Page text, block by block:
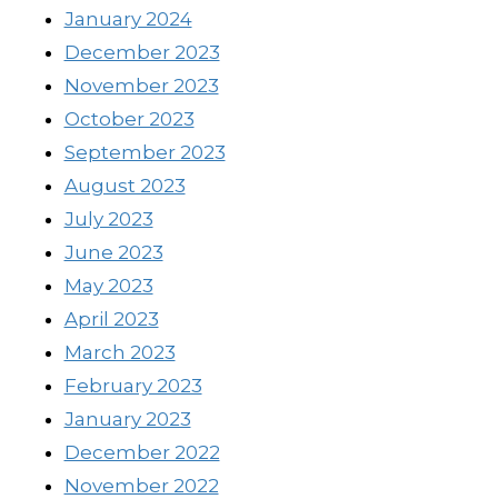
January 2024
December 2023
November 2023
October 2023
September 2023
August 2023
July 2023
June 2023
May 2023
April 2023
March 2023
February 2023
January 2023
December 2022
November 2022